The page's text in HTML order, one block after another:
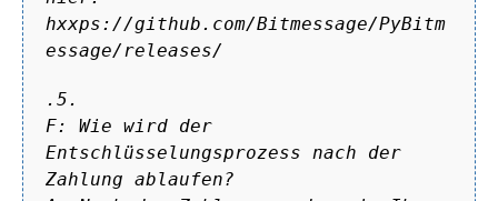
hxxps://github.com/Bitmessage/PyBitm
essage/releases/
.5.
F: Wie wird der
Entschlüsselungsprozess nach der
Zahlung ablaufen?